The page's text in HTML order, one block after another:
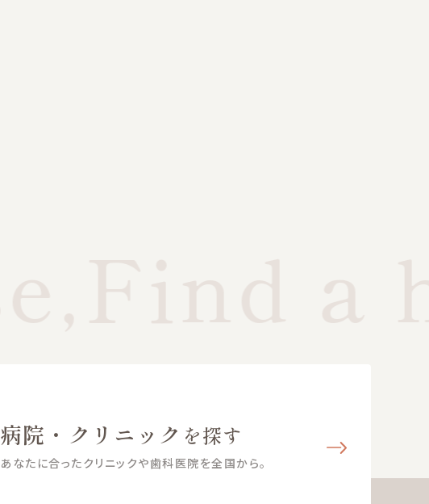
病院・クリニック を探す
あなたに合ったクリニックや歯科医院を全国から。